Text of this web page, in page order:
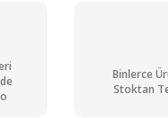
Binlerce
Stoktan